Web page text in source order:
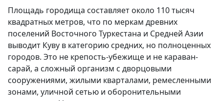
Площадь городища составляет около 110 тысяч
квадратных метров, что по меркам древних
поселений Восточного Туркестана и Средней Азии
выводит Куву в категорию средних, но полноценных
городов. Это не крепость-убежище и не караван-
сарай, а сложный организм с дворцовыми
сооружениями, жилыми кварталами, ремесленными
зонами, уличной сетью и оборонительными